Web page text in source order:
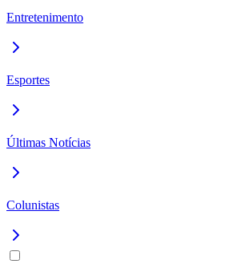
Entretenimento
Esportes
Últimas Notícias
Colunistas